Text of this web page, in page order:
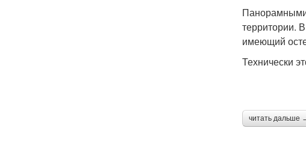
территории.
имеющий
Технически
читать дальше